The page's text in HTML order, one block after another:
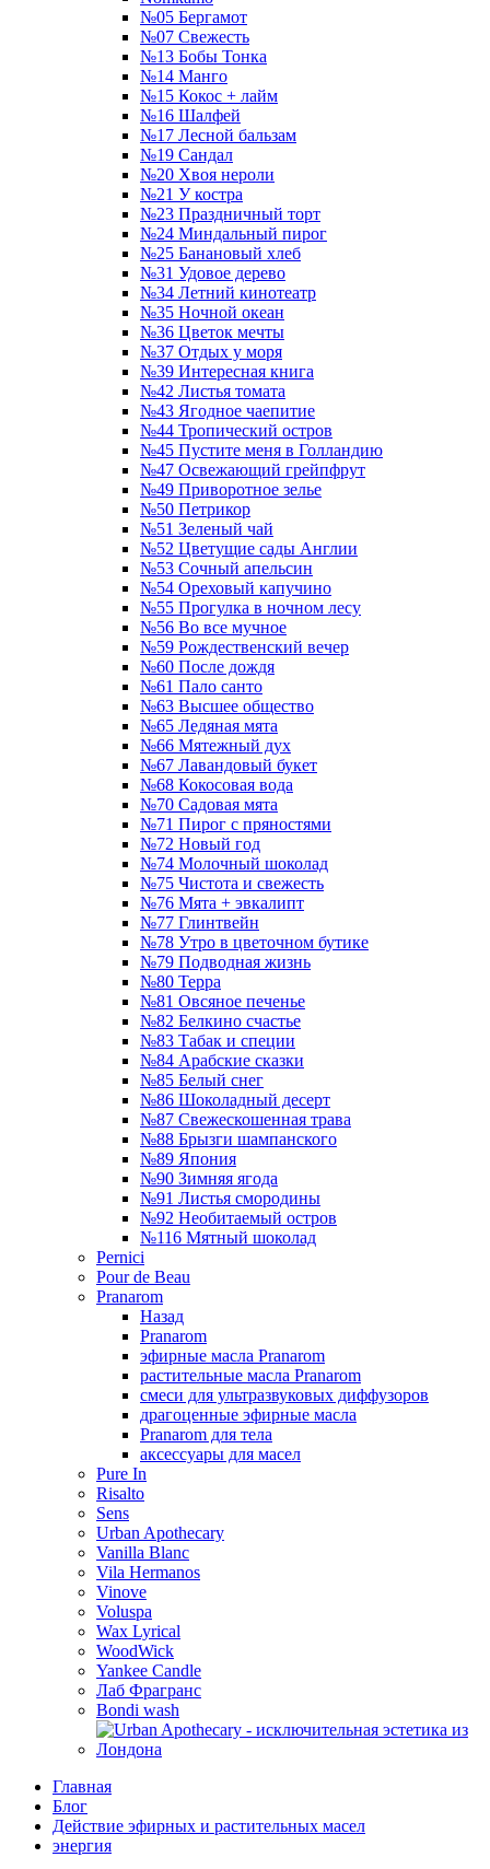
№05 Бергамот
№07 Свежесть
№13 Бобы Тонка
№14 Манго
№15 Кокос + лайм
№16 Шалфей
№17 Лесной бальзам
№19 Сандал
№20 Хвоя нероли
№21 У костра
№23 Праздничный торт
№24 Миндальный пирог
№25 Банановый хлеб
№31 Удовое дерево
№34 Летний кинотеатр
№35 Ночной океан
№36 Цветок мечты
№37 Отдых у моря
№39 Интересная книга
№42 Листья томата
№43 Ягодное чаепитие
№44 Тропический остров
№45 Пустите меня в Голландию
№47 Освежающий грейпфрут
№49 Приворотное зелье
№50 Петрикор
№51 Зеленый чай
№52 Цветущие сады Англии
№53 Сочный апельсин
№54 Ореховый капучино
№55 Прогулка в ночном лесу
№56 Во все мучное
№59 Рождественский вечер
№60 После дождя
№61 Пало санто
№63 Высшее общество
№65 Ледяная мята
№66 Мятежный дух
№67 Лавандовый букет
№68 Кокосовая вода
№70 Садовая мята
№71 Пирог с пряностями
№72 Новый год
№74 Молочный шоколад
№75 Чистота и свежесть
№76 Мята + эвкалипт
№77 Глинтвейн
№78 Утро в цветочном бутике
№79 Подводная жизнь
№80 Терра
№81 Овсяное печенье
№82 Белкино счастье
№83 Табак и специи
№84 Арабские сказки
№85 Белый снег
№86 Шоколадный десерт
№87 Свежескошенная трава
№88 Брызги шампанского
№89 Япония
№90 Зимняя ягода
№91 Листья смородины
№92 Необитаемый остров
№116 Мятный шоколад
Pernici
Pour de Beau
Pranarom
Назад
Pranarom
эфирные масла Pranarom
растительные масла Pranarom
смеси для ультразвуковых диффузоров
драгоценные эфирные масла
Pranarom для тела
аксессуары для масел
Pure In
Risalto
Sens
Urban Apothecary
Vanilla Blanc
Vila Hermanos
Vinove
Voluspa
Wax Lyrical
WoodWick
Yankee Candle
Лаб Фрагранс
Bondi wash
Главная
Блог
Действие эфирных и растительных масел
энергия